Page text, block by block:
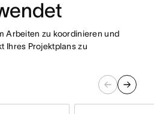
Arbeiten zu koordinieren und
Ihres Projektplans zu